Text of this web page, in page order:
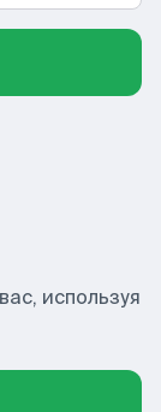
используя